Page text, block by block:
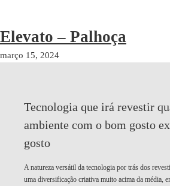
Elevato – Palhoça
março 15, 2024
Tecnologia que irá revestir
ambiente com o bom gosto
gosto
A natureza versátil da tecnologia por trás dos
uma diversificação criativa muito acima da média,